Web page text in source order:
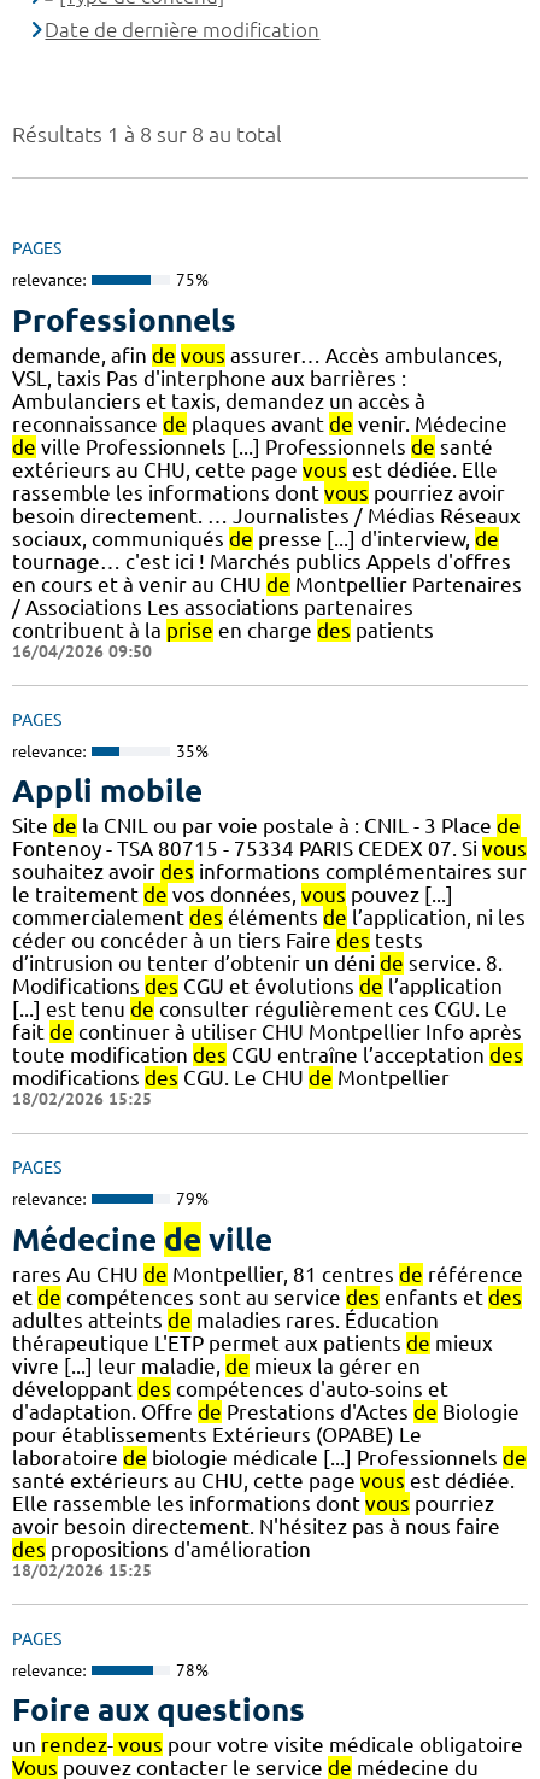
Résultats 1 à 8 sur 8 au total
PAGES
relevance: 75%
Professionnels
demande, afin de vous assurer… Accès ambulances,
VSL, taxis Pas d'interphone aux barrières :
Ambulanciers et taxis, demandez un accès à
reconnaissance de plaques avant de venir. Médecine
de ville Professionnels [...] Professionnels de santé
extérieurs au CHU, cette page vous est dédiée. Elle
rassemble les informations dont vous pourriez avoir
besoin directement. … Journalistes / Médias Réseaux
sociaux, communiqués de presse [...] d'interview, de
tournage… c'est ici ! Marchés publics Appels d'offres
en cours et à venir au CHU de Montpellier Partenaires
/ Associations Les associations partenaires
contribuent à la prise en charge des patients
16/04/2026 09:50
PAGES
relevance: 35%
Appli mobile
Site de la CNIL ou par voie postale à : CNIL - 3 Place de
Fontenoy - TSA 80715 - 75334 PARIS CEDEX 07. Si vous
souhaitez avoir des informations complémentaires sur
le traitement de vos données, vous pouvez [...]
commercialement des éléments de l’application, ni les
céder ou concéder à un tiers Faire des tests
d’intrusion ou tenter d’obtenir un déni de service. 8.
Modifications des CGU et évolutions de l’application
[...] est tenu de consulter régulièrement ces CGU. Le
fait de continuer à utiliser CHU Montpellier Info après
toute modification des CGU entraîne l’acceptation des
modifications des CGU. Le CHU de Montpellier
18/02/2026 15:25
PAGES
relevance: 79%
Médecine de ville
rares Au CHU de Montpellier, 81 centres de référence
et de compétences sont au service des enfants et des
adultes atteints de maladies rares. Éducation
thérapeutique L'ETP permet aux patients de mieux
vivre [...] leur maladie, de mieux la gérer en
développant des compétences d'auto-soins et
d'adaptation. Offre de Prestations d'Actes de Biologie
pour établissements Extérieurs (OPABE) Le
laboratoire de biologie médicale [...] Professionnels de
santé extérieurs au CHU, cette page vous est dédiée.
Elle rassemble les informations dont vous pourriez
avoir besoin directement. N'hésitez pas à nous faire
des propositions d'amélioration
18/02/2026 15:25
PAGES
relevance: 78%
Foire aux questions
un rendez- vous pour votre visite médicale obligatoire
Vous pouvez contacter le service de médecine du
Date de dernière modification